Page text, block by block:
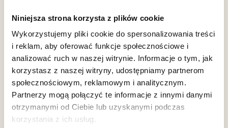
Niniejsza strona korzysta z plików cookie
Wykorzystujemy pliki cookie do spersonalizowania treści
i reklam, aby oferować funkcje społecznościowe i
analizować ruch w naszej witrynie. Informacje o tym, jak
korzystasz z naszej witryny, udostępniamy partnerom
społecznościowym, reklamowym i analitycznym.
Partnerzy mogą połączyć te informacje z innymi danymi
otrzymanymi od Ciebie lub uzyskanymi podczas
korzystania z ich usług.
skóry. Kiedy zauważysz, że skóra na nogach zaczyna się
zawsze po kąpieli.
Zimą, skupiamy się przede wszystkim na ochronie przed
mrozem i wiatrem, zapominamy o ochronie przed słońcem. Ale
kiedy jedziemy w góry na narty, kiedy śnieg, odbija promienie
UV potęguje ich niekorzystny wpływ na skórę. Jest to
szczególnie niekorzystne w przypadku wrażliwej cery
naczyniowej, jasnej karnacji ze skłonnością do przebarwień.
Stosuj kremy z filtrem również w zimie, a szczególnie, kiedy w
słoneczny dzień jesteś na stoku lub spacerze.